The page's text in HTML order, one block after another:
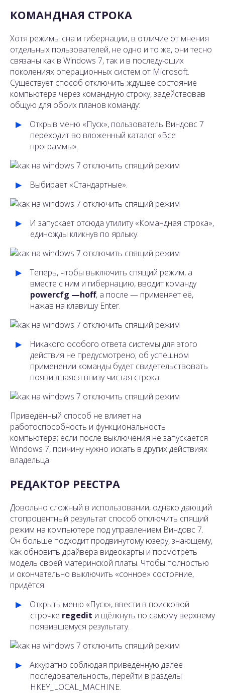
КОМАНДНАЯ СТРОКА
Хотя режимы сна и гибернации, в отличие от мнения
отдельных пользователей, не одно и то же, они тесно
связаны как в Windows 7, так и в последующих
поколениях операционных систем от Microsoft.
Существует способ отключить ждущее состояние
компьютера через командную строку, задействовав
общую для обоих планов команду:
Открыв меню «Пуск», пользователь Виндовс 7
переходит во вложенный каталог «Все
программы».
Выбирает «Стандартные».
И запускает отсюда утилиту «Командная строка»,
единожды кликнув по ярлыку.
Теперь, чтобы выключить спящий режим, а
вместе с ним и гибернацию, вводит команду
powercfg —hoff, а после — применяет её,
нажав на клавишу Enter.
Никакого особого ответа системы для этого
действия не предусмотрено; об успешном
применении команды будет свидетельствовать
появившаяся внизу чистая строка.
Приведённый способ не влияет на
работоспособность и функциональность
компьютера; если после выключения не запускается
Windows 7, причину нужно искать в других действиях
владельца.
РЕДАКТОР РЕЕСТРА
Довольно сложный в использовании, однако дающий
стопроцентный результат способ отключить спящий
режим на компьютере под управлением Виндовс 7.
Он больше подходит продвинутому юзеру, знающему,
как обновить драйвера видеокарты и посмотреть
модель своей материнской платы. Чтобы полностью
и окончательно выключить «сонное» состояние,
придётся:
Открыть меню «Пуск», ввести в поисковой
строчке regedit и щёлкнуть по самому верхнему
появившемуся результату.
Аккуратно соблюдая приведённую далее
последовательность, перейти в разделы
HKEY_LOCAL_MACHINE.